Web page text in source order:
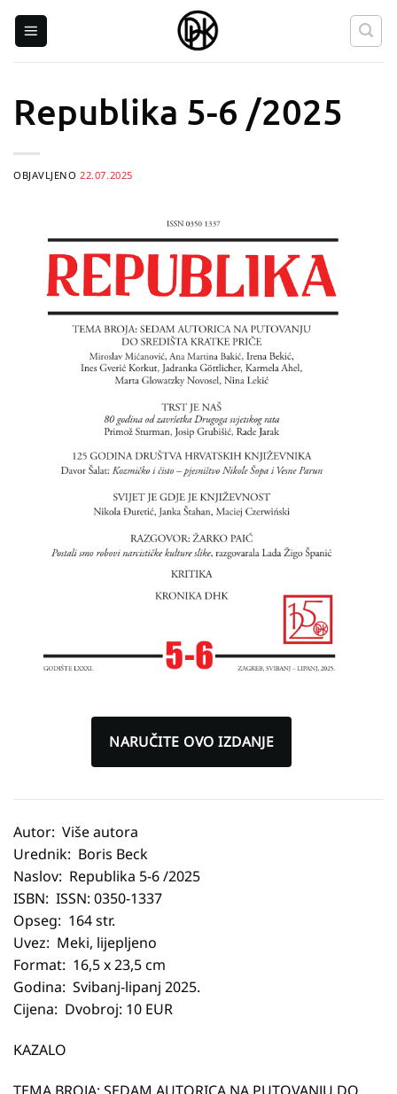
Republika 5-6 /2025
OBJAVLJENO22.07.2025
NARUČITE OVO IZDANJE
Autor: Više autora
Urednik: Boris Beck
Naslov: Republika 5-6 /2025
ISBN: ISSN: 0350-1337
Opseg: 164 str.
Uvez: Meki, lijepljeno
Format: 16,5 x 23,5 cm
Godina: Svibanj-lipanj 2025.
Cijena: Dvobroj: 10 EUR
KAZALO